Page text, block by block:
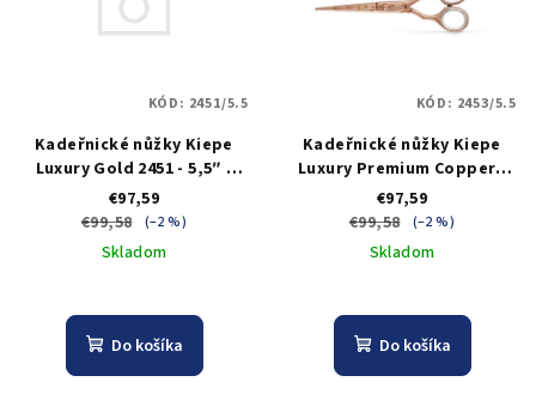
Kadeřnické nůžky Kiepe
Luxury Gold 2451 - 5,5″ -
zlaté
€97,59
€99,58
(–2 %)
Skladom
Do košíka
KÓD: 2451/5.5
Kadeřnické nůžky Kiepe
Luxury Premium Copper -
5,5" - měděné
€97,59
€99,58
(–2 %)
Skladom
Do košíka
KÓD: 2453/5.5